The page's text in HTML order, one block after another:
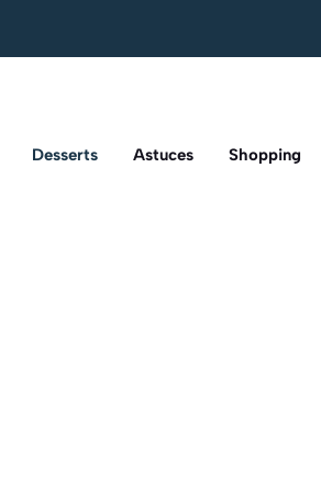
Desserts Astuces Shopping